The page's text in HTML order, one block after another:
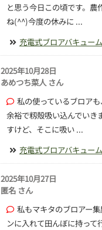
と思う今日この頃です。農
ね(^^)今度の休みに ...
充電式ブロアバキュー
2025年10月28日
あめつち菜人 さん
私の使っているブロア
余裕で籾殻吸い込んでいき
すけど、そこに吸い ...
充電式ブロアバキュー
2025年10月27日
匿名 さん
私もマキタのブロアー
ンに入れて田んぼに持って